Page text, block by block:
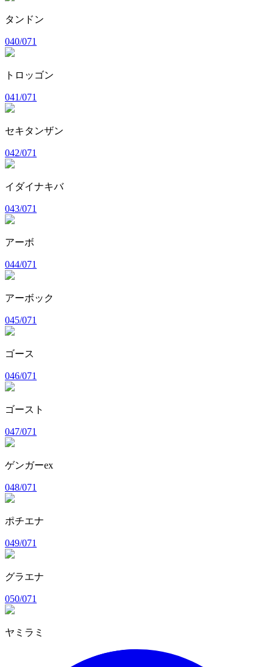
タンドン
040/071
トロッゴン
041/071
セキタンザン
042/071
イダイナキバ
043/071
アーボ
044/071
アーボック
045/071
ゴース
046/071
ゴースト
047/071
ゲンガーex
048/071
ポチエナ
049/071
グラエナ
050/071
ヤミラミ